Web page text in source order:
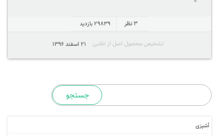
3 نظر 29839 بازدید
تشخیص محصول اصل از تقلبی
آشپزی